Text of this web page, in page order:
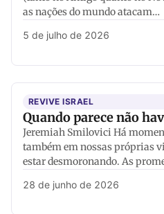
as nações do mundo atacam…
5 de julho de 2026
REVIVE ISRAEL
Quando parece não
Jeremiah Smilovici Há
também em nossas próprias
estar desmoronando. As
28 de junho de 2026